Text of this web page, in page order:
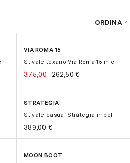
ORDINA
Prezzo decrescente
Stivale texano Via Roma 15 in camos...
-30%
-30%
VIA ROMA 15
Stivale texano Via Roma 15 in camos...
375,00 262,50€
STRATEGIA
389,00€
-30%
-30%
MOON BOOT